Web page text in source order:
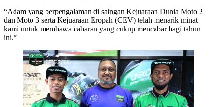
“Adam yang berpengalaman di saingan Kejuaraan Dunia Moto 2
dan Moto 3 serta Kejuaraan Eropah (CEV) telah menarik minat
kami untuk membawa cabaran yang cukup mencabar bagi tahun
ini.”